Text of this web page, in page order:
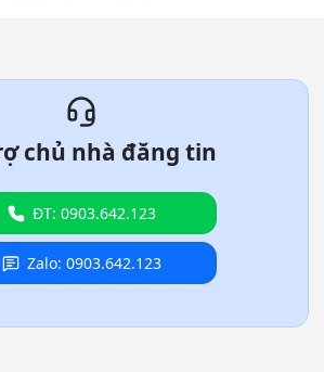
chủ nhà đăng tin
ĐT: 0903.642.123
Zalo: 0903.642.123